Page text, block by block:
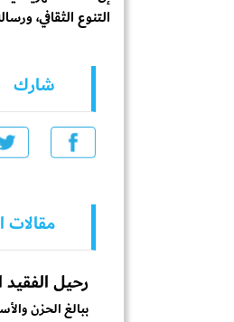
التنوع الثقافي،
شارك
مقالات
رحيل
ببالغ الحزن